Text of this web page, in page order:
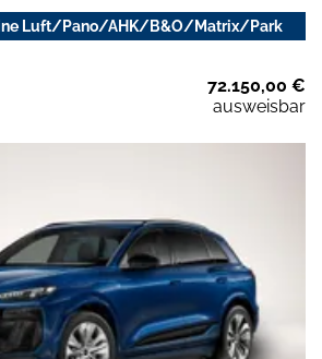
Luft/Pano/AHK/B&O/Matrix/Park
72.150,00 €
ausweisbar